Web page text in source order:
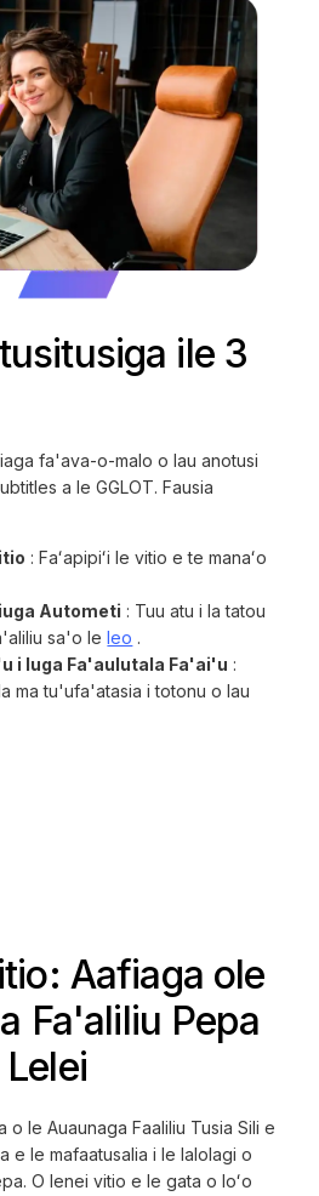
ile 3
fa'ava-o-malo o lau anotusi
a le GGLOT. Fausia
: Faʻapipiʻi le vitio e te manaʻo
Autometi : Tuu atu i la tatou
sa'o le leo .
i luga Fa'aulutala Fa'ai'u :
ma tu'ufa'atasia i totonu o lau
Aafiaga ole
Fa'aliliu Pepa
Lelei
o le Auaunaga Faaliliu Tusia Sili e
e le mafaatusalia i le lalolagi o
O lenei vitio e le gata o loʻo